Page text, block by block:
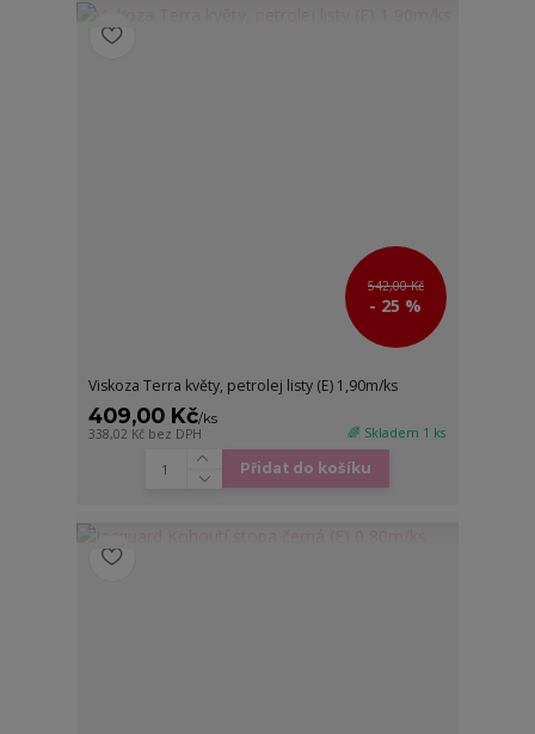
542,00 Kč
- 25 %
Viskoza Terra květy, petrolej listy (E) 1,90m/ks
409,00 Kč/ks
338,02 Kč bez DPH 🌈 Skladem 1 ks
Přidat do košíku